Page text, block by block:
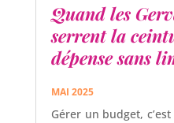
Quand les
serrent la
dépense sans
MAI 2025
Gérer un budget,